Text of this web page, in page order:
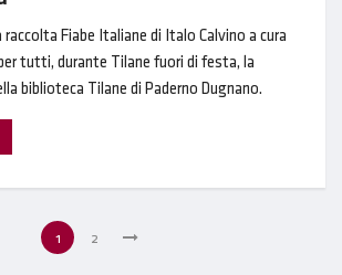
Fiabe Italiane di Italo Calvino a cura
tutti, durante Tilane fuori di festa, la
biblioteca Tilane di Paderno Dugnano.
1 2